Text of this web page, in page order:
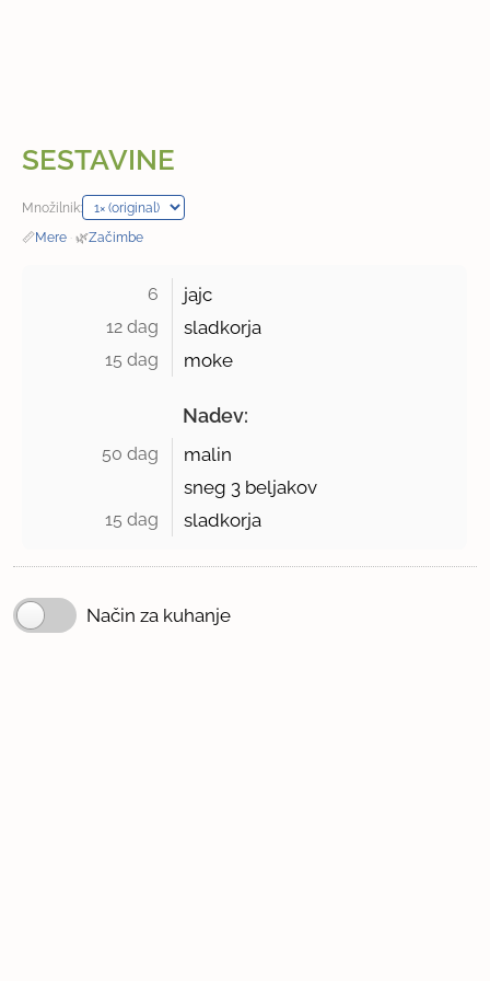
SESTAVINE
Množilnik:
📏Mere · 🌿Začimbe
6 jajc
12 dag sladkorja
15 dag moke
Nadev:
50 dag
malin
sneg 3 beljakov
15 dag sladkorja
Način za kuhanje